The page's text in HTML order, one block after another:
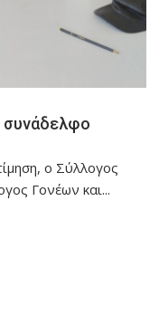
συνάδελφο
ο Σύλλογος
Γονέων και...